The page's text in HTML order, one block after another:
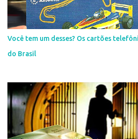
Você tem um desses? Os cartões
do Brasil